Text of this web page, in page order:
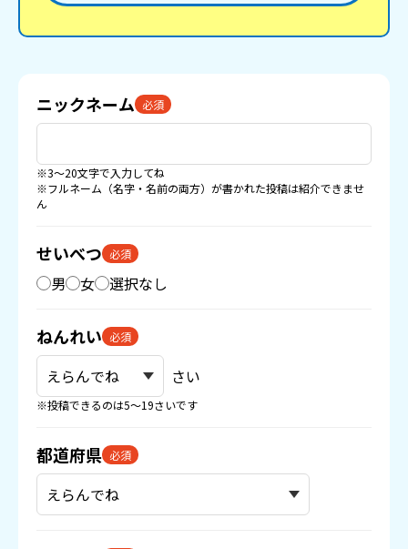
ニックネーム 必須
※3〜20文字で入力してね
※フルネーム（名字・名前の両方）が書かれた投稿は紹介できませ
ん
せいべつ 必須
男 女 選択なし
ねんれい 必須
さい
※投稿できるのは5〜19さいです
都道府県 必須